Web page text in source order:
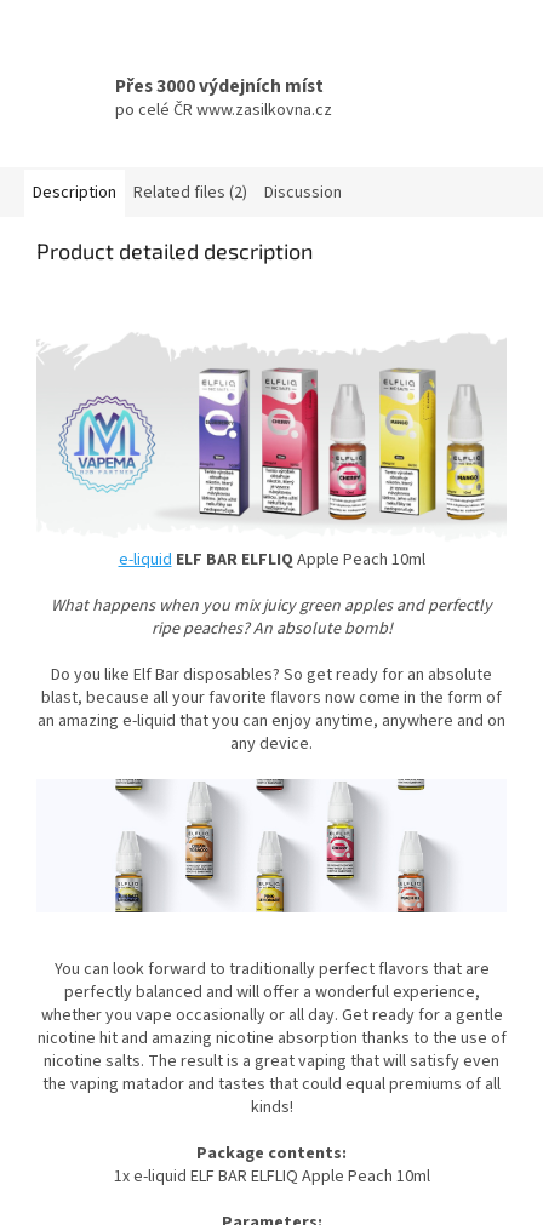
Přes 3000 výdejních míst
po celé ČR www.zasilkovna.cz
Description Related files (2) Discussion
Product detailed description
e-liquid ELF BAR ELFLIQ Apple Peach 10ml
What happens when you mix juicy green apples and perfectly
ripe peaches? An absolute bomb!
Do you like Elf Bar disposables? So get ready for an absolute
blast, because all your favorite flavors now come in the form of
an amazing e-liquid that you can enjoy anytime, anywhere and on
any device.
You can look forward to traditionally perfect flavors that are
perfectly balanced and will offer a wonderful experience,
whether you vape occasionally or all day. Get ready for a gentle
nicotine hit and amazing nicotine absorption thanks to the use of
nicotine salts. The result is a great vaping that will satisfy even
the vaping matador and tastes that could equal premiums of all
kinds!
Package contents:
1x e-liquid ELF BAR ELFLIQ Apple Peach 10ml